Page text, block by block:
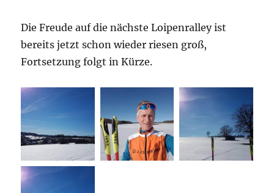
Die Freude auf die nächste Loipenralley ist
bereits jetzt schon wieder riesen groß,
Fortsetzung folgt in Kürze.